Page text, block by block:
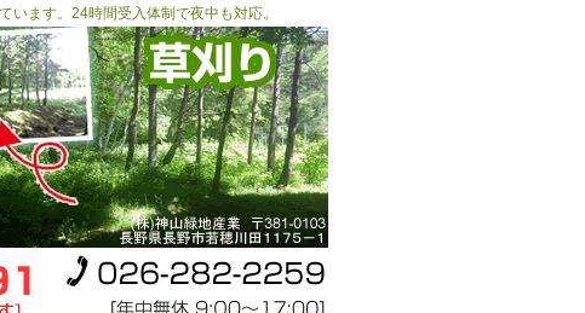
ます。24時間受入体制で夜中も対応。